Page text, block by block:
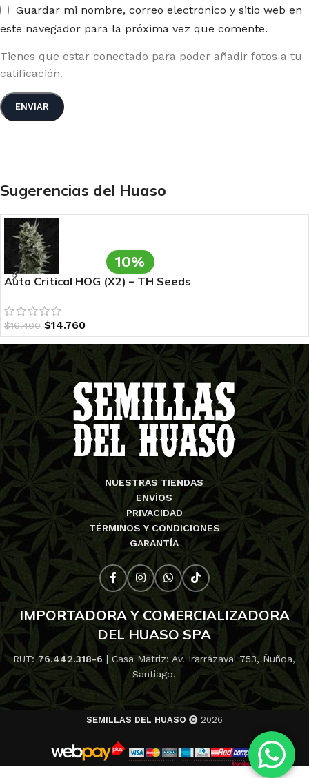
Guardar mi nombre, correo electrónico y sitio web en
este navegador para la próxima vez que comente.
Tienes que estar conectado para poder añadir fotos a tu
calificación.
Sugerencias del Huaso
10%
Auto Critical HOG (X2) – TH Seeds
$16.400 $14.760
NUESTRAS TIENDAS
ENVÍOS
PRIVACIDAD
TÉRMINOS Y CONDICIONES
GARANTÍA
IMPORTADORA Y COMERCIALIZADORA
DEL HUASO SPA
RUT:76.442.318-6 | Casa Matriz: Av. Irarrázaval 753, Ñuñoa,
Santiago.
SEMILLAS DEL HUASO 2026
10% de